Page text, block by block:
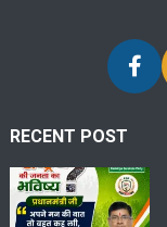
RECENT POST